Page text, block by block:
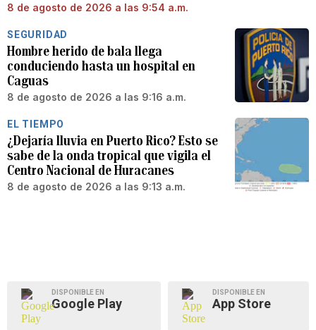
8 de agosto de 2026 a las 9:54 a.m.
SEGURIDAD
Hombre herido de bala llega
conduciendo hasta un hospital en
Caguas
8 de agosto de 2026 a las 9:16 a.m.
EL TIEMPO
¿Dejaría lluvia en Puerto Rico? Esto se
sabe de la onda tropical que vigila el
Centro Nacional de Huracanes
8 de agosto de 2026 a las 9:13 a.m.
DISPONIBLE EN
Google Play
DISPONIBLE EN
App Store